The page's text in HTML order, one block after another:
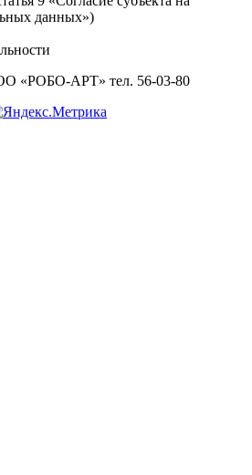
данных»)
«РОБО-АРТ» тел. 56-03-80